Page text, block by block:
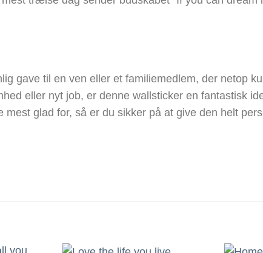
gave til en ven eller et familiemedlem, der netop
eller nyt job, er denne wallsticker en fantastisk
glad for, så er du sikker på at give den helt